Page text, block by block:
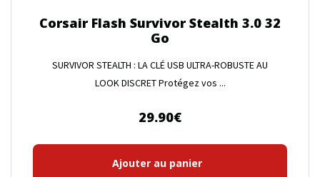
Corsair Flash Survivor Stealth 3.0 32
Go
SURVIVOR STEALTH : LA CLÉ USB ULTRA-ROBUSTE AU
LOOK DISCRET Protégez vos ...
29.90€
Ajouter au panier